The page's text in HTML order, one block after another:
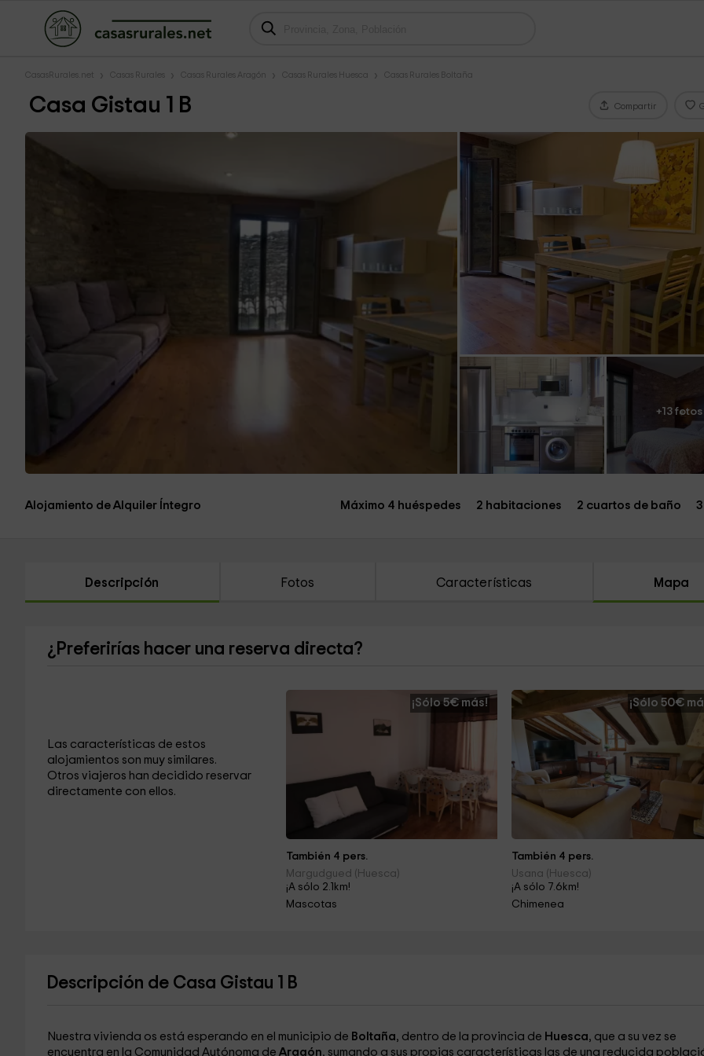
CasasRurales.net Casas Rurales Casas Rurales Aragón Casas Rurales Huesca Casas Rurales Boltaña
Casa Gistau 1 B Compartir
+13 fotos
Alojamiento de Alquiler Íntegro Máximo 4 huéspedes 2 habitaciones 2 cuartos de baño
Descripción Fotos Características Mapa
¿Preferirías hacer una reserva directa?
Las características de estos
alojamientos son muy similares.
Otros viajeros han decidido reservar
directamente con ellos.
¡Sólo 5€ más!
También 4 pers.
Margudgued (Huesca)
¡A sólo 2.1km!
Mascotas
¡Sólo 50€
También 4 pers.
Usana (Huesca)
¡A sólo 7.6km!
Chimenea
Descripción de Casa Gistau 1 B
Nuestra vivienda os está esperando en el municipio de Boltaña, dentro de la provincia de Huesca, que a su vez se
encuentra en la Comunidad Autónoma de Aragón, sumando a sus propias características las de una reducida